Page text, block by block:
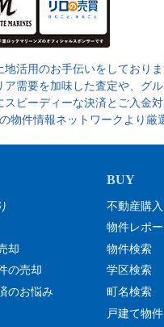
活用のお手伝いをしておりま
需要を加味した査定や、グ
ピーディーな決済とご入金対
物件情報ネットワークより厳
却
の売却
のお悩み
不動産購入
物件レポー
物件検索
学区検索
町名検索
戸建て物件